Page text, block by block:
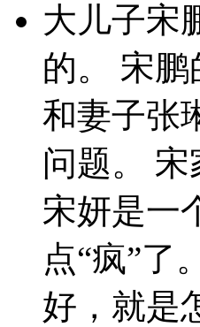
大儿子宋
的。 宋
和妻子张
问题。
宋妍是一
点“疯”了
好，就是